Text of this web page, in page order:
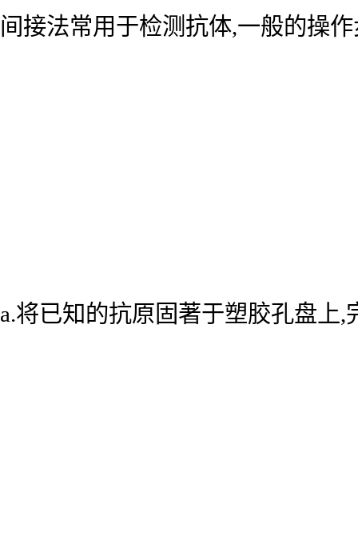
间接法常用于检测抗体,一般的操
a.将已知的抗原固著于塑胶孔盘上